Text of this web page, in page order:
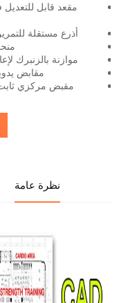
مقعد قابل
أذرع مستقلة
موازنة بالزنبرك
مقابض
مقبض مركزي ثابت
نظرة عامة